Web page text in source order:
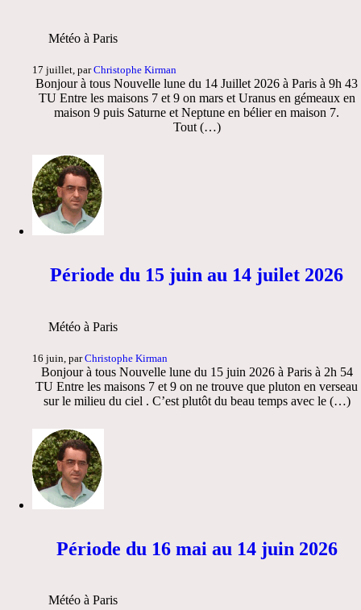
Météo à Paris
17 juillet, parChristophe Kirman
Bonjour à tous Nouvelle lune du 14 Juillet 2026 à Paris à 9h 43
TU Entre les maisons 7 et 9 on mars et Uranus en gémeaux en
maison 9 puis Saturne et Neptune en bélier en maison 7.
Tout (…)
Période du 15 juin au 14 juilet 2026
Météo à Paris
16 juin, parChristophe Kirman
Bonjour à tous Nouvelle lune du 15 juin 2026 à Paris à 2h 54
TU Entre les maisons 7 et 9 on ne trouve que pluton en verseau
sur le milieu du ciel . C’est plutôt du beau temps avec le (…)
Période du 16 mai au 14 juin 2026
Météo à Paris